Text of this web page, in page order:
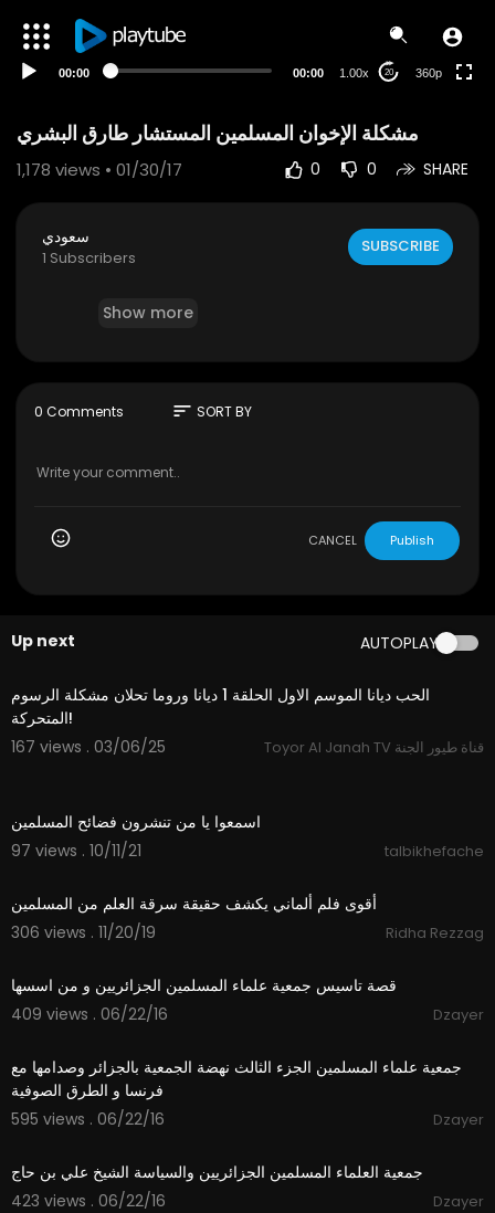
00:00 00:00 1.00x 20 360p
1,178 views • 01/30/17 0 0 SHARE
سعودي
1 Subscribers
SUBSCRIBE
Show more
0 Comments sort SORT BY
CANCEL Publish
Up next AUTOPLAY
3:38
الحب ديانا الموسم الاول الحلقة 1 ديانا وروما تحلان مشكلة الرسوم
المتحركة!
167 views . 03/06/25
Toyor Al Janah TV قناة طيور الجنة
اسمعوا يا من تنشرون فضائح المسلمين
97 views . 10/11/21
talbikhefache
أقوى فلم ألماني يكشف حقيقة سرقة العلم من المسلمين
306 views . 11/20/19
Ridha Rezzag
قصة تاسيس جمعية علماء المسلمين الجزائريين و من اسسها
409 views . 06/22/16
Dzayer
جمعية علماء المسلمين الجزء الثالث نهضة الجمعية بالجزائر وصدامها مع
فرنسا و الطرق الصوفية
595 views . 06/22/16
Dzayer
جمعية العلماء المسلمين الجزائريين والسياسة الشيخ علي بن حاج
423 views . 06/22/16
Dzayer